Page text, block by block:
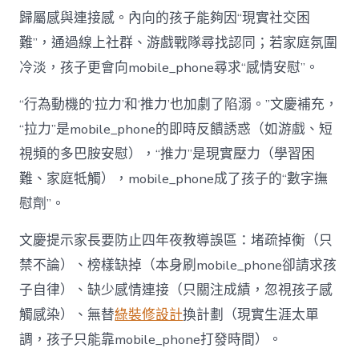
歸屬感與連接感。內向的孩子能夠因“現實社交困
難”，通過線上社群、游戲戰隊尋找認同；若家庭氛圍
冷淡，孩子更會向mobile_phone尋求“感情安慰”。
“行為動機的‘拉力’和‘推力’也加劇了陷溺。”文慶補充，
“拉力”是mobile_phone的即時反饋誘惑（如游戲、短
視頻的多巴胺安慰），“推力”是現實壓力（學習困
難、家庭牴觸），mobile_phone成了孩子的“數字撫
慰劑”。
文慶提示家長要防止四年夜教導誤區：堵疏掉衡（只
禁不論）、榜樣缺掉（本身刷mobile_phone卻請求孩
子自律）、缺少感情連接（只關注成績，忽視孩子感
觸感染）、無替綠裝修設計換計劃（現實生涯太單
調，孩子只能靠mobile_phone打發時間）。